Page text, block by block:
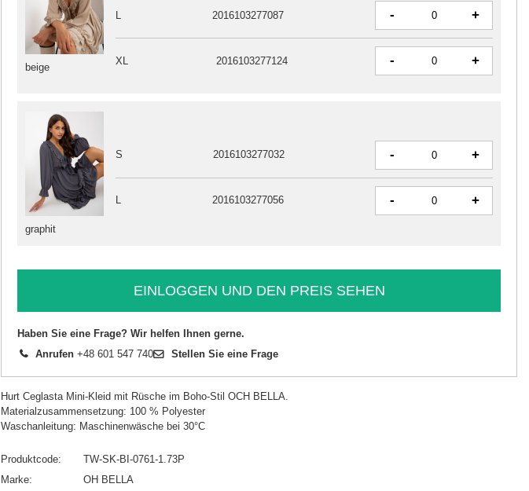
beige
L 2016103277087 - +
XL 2016103277124 - +
graphit
S 2016103277032 - +
L 2016103277056 - +
EINLOGGEN UND DEN PREIS SEHEN
Haben Sie eine Frage? Wir helfen Ihnen gerne.
Anrufen +48 601 547 740 Stellen Sie eine Frage
Hurt Ceglasta Mini-Kleid mit Rüsche im Boho-Stil OCH BELLA.
Materialzusammensetzung: 100 % Polyester
Waschanleitung: Maschinenwäsche bei 30°C
Produktcode
TW-SK-BI-0761-1.73P
Marke
OH BELLA